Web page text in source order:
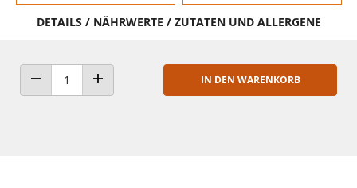
DETAILS / NÄHRWERTE / ZUTATEN UND ALLERGENE
ANZAHL VERRINGERNANZAHL ERHÖHEN
IN DEN WARENKORB